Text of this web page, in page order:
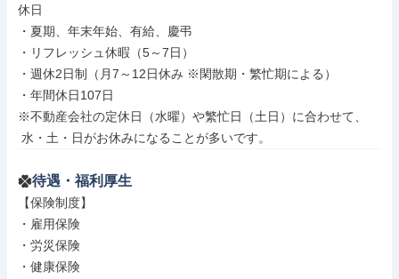
休日
・夏期、年末年始、有給、慶弔
・リフレッシュ休暇（5～7日）
・週休2日制（月7～12日休み ※閑散期・繁忙期による）
・年間休日107日
※不動産会社の定休日（水曜）や繁忙日（土日）に合わせて、
水・土・日がお休みになることが多いです。
待遇・福利厚生
【保険制度】
・雇用保険
・労災保険
・健康保険